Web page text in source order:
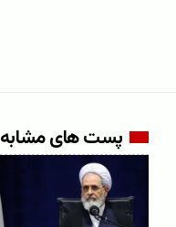
پست های مشابه